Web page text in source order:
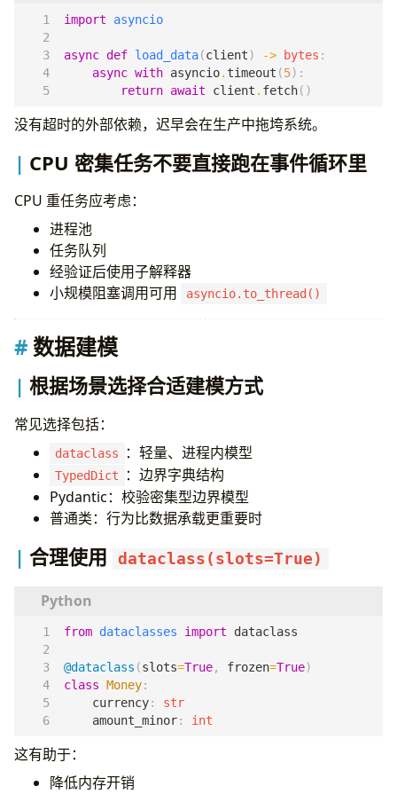
import asyncio
async def load_data(client) -> bytes :
async with asyncio. timeout (5):
return await client . fetch()
没有超时的外部依赖，迟早会在生产中拖垮系统。
CPU 密集任务不要直接跑在事件循环里
CPU 重任务应考虑：
进程池
任务队列
经验证后使用子解释器
小规模阻塞调用可用
asyncio.to_thread()
数据建模
根据场景选择合适建模方式
常见选择包括：
dataclass ：轻量、进程内模型
TypedDict
：边界字典结构
Pydantic：校验密集型边界模型
普通类：行为比数据承载更重要时
合理使用 dataclass(slots=True)
from dataclasses import dataclass
@dataclass (slots=True, frozen=True)
class Money:
currency:
str
amount_minor: int
这有助于：
降低内存开销